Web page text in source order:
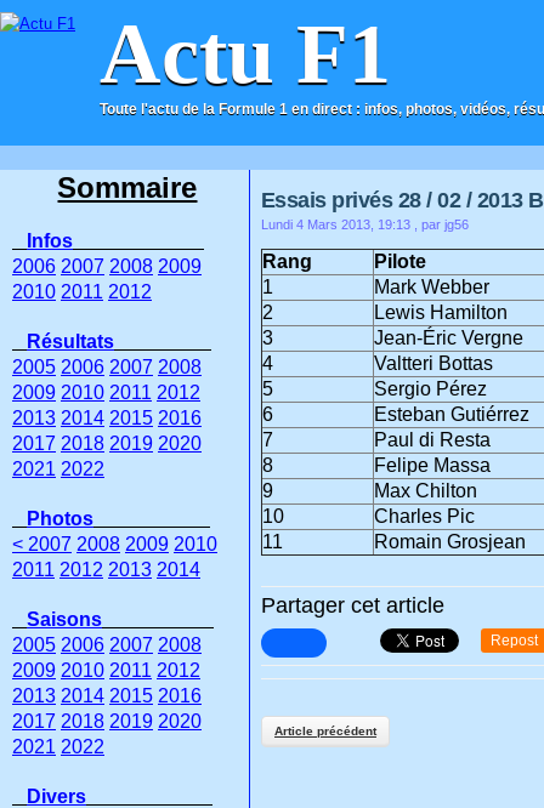
Actu F1
Toute l'actu de la Formule 1 en direct : infos, photos, vidéos,
ACCUEIL CONTACT
Essais privés 28 / 02 / 2013
Lundi 4 Mars 2013, 19:13 , par jg56
Rang
Pilote
1
Mark Webber
2
Lewis Hamilton
3
Jean-Éric Vergne
4
Valtteri Bottas
5
Sergio Pérez
6
Esteban Gutiérrez
7
Paul di Resta
8
Felipe Massa
9
Max Chilton
10
Charles Pic
11
Romain Grosjean
Partager cet article
Repost
Article précédent
Sommaire
Infos
2006 2007 2008 2009
2010 2011 2012
Résultats
2005 2006 2007 2008
2009 2010 2011 2012
2013 2014 2015 2016
2017 2018 2019 2020
2021 2022
Photos
< 2007 2008 2009 2010
2011 2012 2013 2014
Saisons
2005 2006 2007 2008
2009 2010 2011 2012
2013 2014 2015 2016
2017 2018 2019 2020
2021 2022
Divers